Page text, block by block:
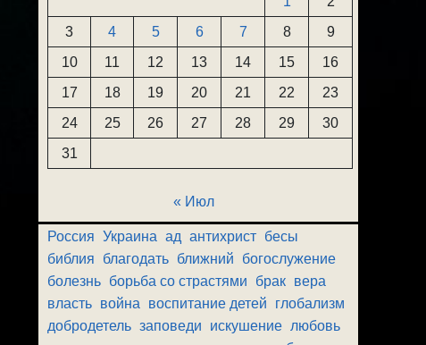
3
4 5 6 7 8
9
10
11 12 13 14 15
16
17
18 19 20 21 22
23
24
25 26 27 28 29
30
31
« Июл
Россия Украина ад антихрист бесы
библия
благодать ближний
богослужение
болезнь борьба со страстями брак вера
власть война воспитание детей
глобализм
добродетель заповеди искушение любовь